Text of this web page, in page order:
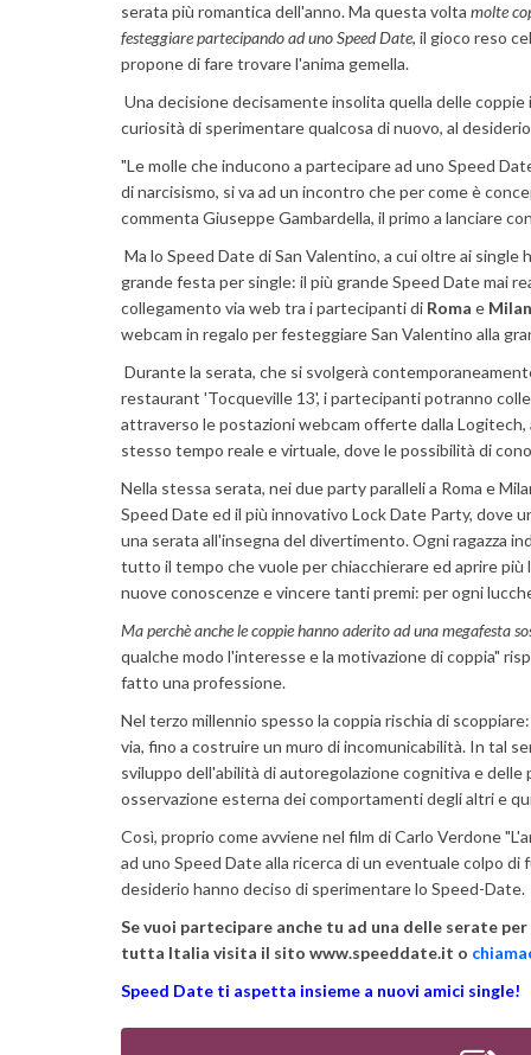
serata più romantica dell'anno. Ma questa volta molte
festeggiare partecipando ad uno Speed Date, il gioco reso
propone di fare trovare l'anima gemella.
Una decisione decisamente insolita quella delle
curiosità di sperimentare qualcosa di nuovo, al
"Le molle che inducono a partecipare ad uno Speed
di narcisismo, si va ad un incontro che per come è
commenta Giuseppe Gambardella, il primo a lanciare
Ma lo Speed Date di San Valentino, a cui oltre ai
grande festa per single: il più grande Speed Date mai
collegamento via web tra i partecipanti di Roma e
webcam in regalo per festeggiare San Valentino alla
Durante la serata, che si svolgerà
restaurant 'Tocqueville 13', i partecipanti potranno
attraverso le postazioni webcam offerte dalla
stesso tempo reale e virtuale, dove le possibilità di
Nella stessa serata, nei due party paralleli a Roma e
Speed Date ed il più innovativo Lock Date Party, dove
una serata all'insegna del divertimento. Ogni ragazza
tutto il tempo che vuole per chiacchierare ed aprire
nuove conoscenze e vincere tanti premi: per ogni
Ma perchè anche le coppie hanno aderito ad una megafesta
qualche modo l'interesse e la motivazione di coppia"
fatto una professione.
Nel terzo millennio spesso la coppia rischia di
via, fino a costruire un muro di incomunicabilità. In tal
sviluppo dell'abilità di autoregolazione cognitiva e
osservazione esterna dei comportamenti degli altri e
Così, proprio come avviene nel film di Carlo Verdone
ad uno Speed Date alla ricerca di un eventuale colpo
desiderio hanno deciso di sperimentare lo Speed-Date.
Se vuoi partecipare anche tu ad una delle serate
tutta Italia visita il sito www.speeddate.it o
Speed Date ti aspetta insieme a nuovi amici single!